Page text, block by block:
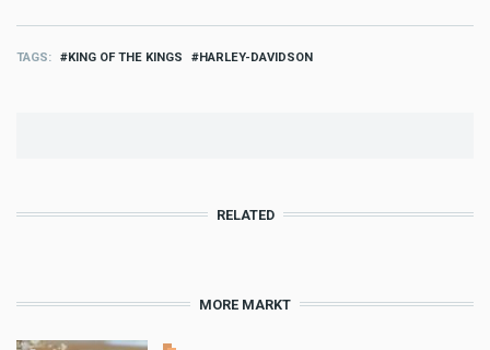
TAGS KING OF THE KINGS HARLEY-DAVIDSON
RELATED
MORE MARKT